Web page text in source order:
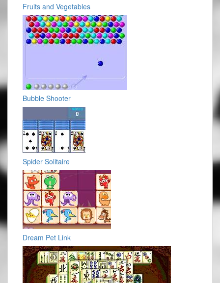
Fruits and Vegetables
Bubble Shooter
Spider Solitaire
Dream Pet Link